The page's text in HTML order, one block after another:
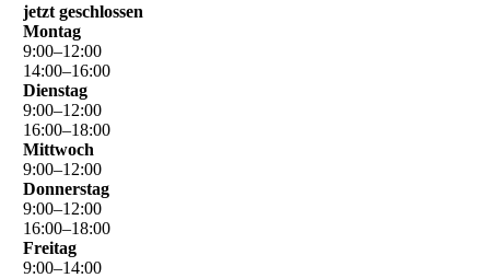
jetzt geschlossen
Montag
9:00–12:00
14:00–16:00
Dienstag
9:00–12:00
16:00–18:00
Mittwoch
9:00–12:00
Donnerstag
9:00–12:00
16:00–18:00
Freitag
9:00–14:00